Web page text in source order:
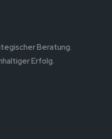
Beratung.
Erfolg.